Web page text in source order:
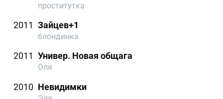
проститутка
2011 Зайцев+1
блондинка
2011 Универ. Новая общага
Оля
2010 Невидимки